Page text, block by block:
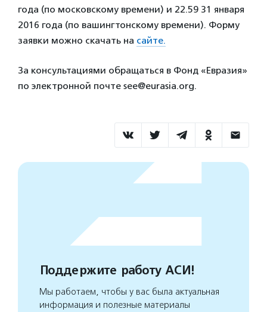
года (по московскому времени) и 22.59 31 января
2016 года (по вашингтонскому времени). Форму
заявки можно скачать на сайте.
За консультациями обращаться в Фонд «Евразия»
по электронной почте see@eurasia.org.
Поддержите работу АСИ!
Мы работаем, чтобы у вас была актуальная
информация и полезные материалы